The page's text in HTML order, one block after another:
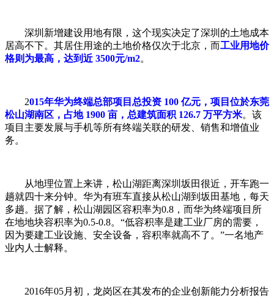
深圳新增建设用地有限，这个现实决定了深圳的土地成本
居高不下。其居住用途的土地价格仅次于北京，而工业用地价
格则为最高，达到近 3500元/m2。
2015年华为终端总部项目总投资 100 亿元，项目位於东莞
松山湖南区，占地 1900 亩，总建筑面积 126.7 万平方米。该
项目主要发展与手机等所有终端关联的研发、销售和增值业
务。
从地理位置上来讲，松山湖距离深圳坂田很近，开车跑一
趟就四十来分钟。华为有班车直接从松山湖到坂田基地，每天
多趟。据了解，松山湖园区容积率为0.8，而华为终端项目所
在地地块容积率为0.5-0.8。“低容积率是建工业厂房的需要，
因为要建工业设施、安全设备，容积率就高不了。”一名地产
业内人士解释。
2016年05月初，龙岗区在其发布的企业创新能力分析报告